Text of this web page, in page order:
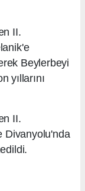
II.
Beylerbeyi
yıllarını
II.
Divanyolu'nda